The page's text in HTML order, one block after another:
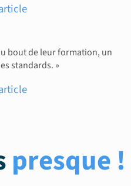
bout de leur formation, un
standards. »
presque !